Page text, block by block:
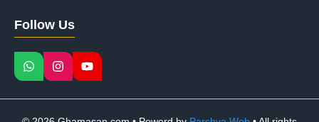
Follow Us